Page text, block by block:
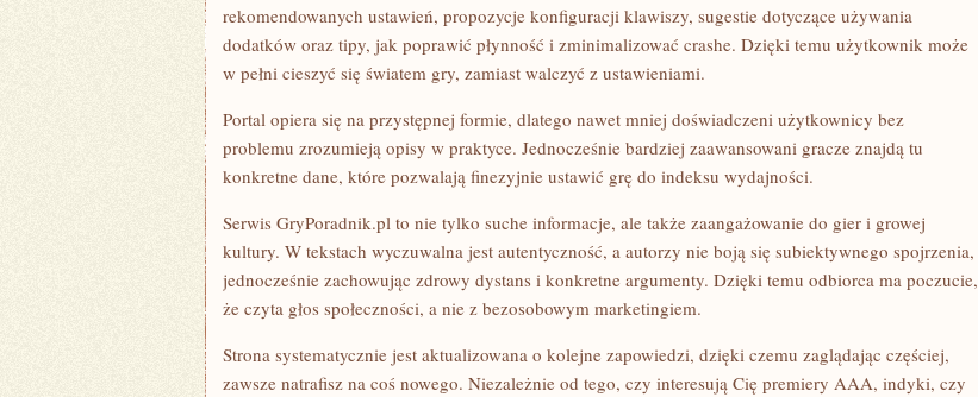
rekomendowanych ustawień, propozycje konfiguracji klawiszy, sugestie dotyczące używania
dodatków oraz tipy, jak poprawić płynność i zminimalizować crashe. Dzięki temu użytkownik może
w pełni cieszyć się światem gry, zamiast walczyć z ustawieniami.
Portal opiera się na przystępnej formie, dlatego nawet mniej doświadczeni użytkownicy bez
problemu zrozumieją opisy w praktyce. Jednocześnie bardziej zaawansowani gracze znajdą tu
konkretne dane, które pozwalają finezyjnie ustawić grę do indeksu wydajności.
Serwis GryPoradnik.pl to nie tylko suche informacje, ale także zaangażowanie do gier i growej
kultury. W tekstach wyczuwalna jest autentyczność, a autorzy nie boją się subiektywnego spojrzenia,
jednocześnie zachowując zdrowy dystans i konkretne argumenty. Dzięki temu odbiorca ma poczucie,
że czyta głos społeczności, a nie z bezosobowym marketingiem.
Strona systematycznie jest aktualizowana o kolejne zapowiedzi, dzięki czemu zaglądając częściej,
zawsze natrafisz na coś nowego. Niezależnie od tego, czy interesują Cię premiery AAA, indyki, czy